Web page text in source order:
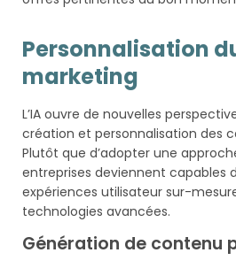
Personnalisation
marketing
L’IA ouvre de nouvelles
création et personnalisation des
Plutôt que d’adopter une
entreprises deviennent capables
expériences utilisateur sur-
technologies avancées.
Génération de contenu